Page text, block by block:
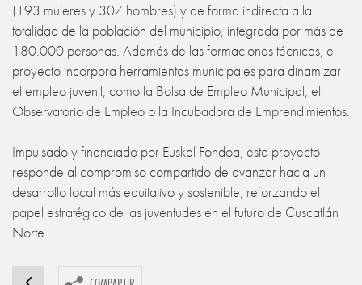
(193 mujeres y 307 hombres) y de forma indirecta a la
totalidad de la población del municipio, integrada por más de
180.000 personas. Además de las formaciones técnicas, el
proyecto incorpora herramientas municipales para dinamizar
el empleo juvenil, como la Bolsa de Empleo Municipal, el
Observatorio de Empleo o la Incubadora de Emprendimientos.
Impulsado y financiado por Euskal Fondoa, este proyecto
responde al compromiso compartido de avanzar hacia un
desarrollo local más equitativo y sostenible, reforzando el
papel estratégico de las juventudes en el futuro de Cuscatlán
Norte.